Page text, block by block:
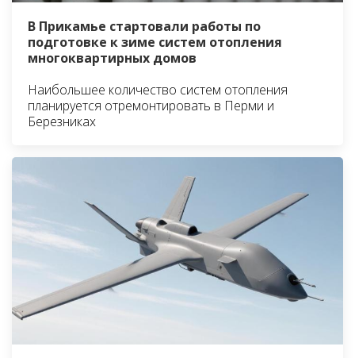
В Прикамье стартовали работы по
подготовке к зиме систем отопления
многоквартирных домов
Наибольшее количество систем отопления
планируется отремонтировать в Перми и
Березниках